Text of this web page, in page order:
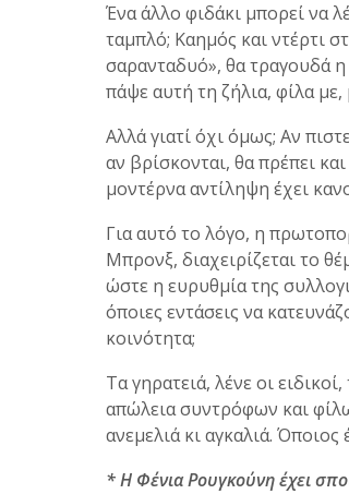
Ένα άλλο φιδάκι μπορεί να
ταμπλό; Καημός και ντέρτι
σαρανταδυό», θα τραγουδά
πάψε αυτή τη ζήλια, φίλα με,
Αλλά γιατί όχι όμως; Αν
αν βρίσκονται, θα πρέπει
μοντέρνα αντίληψη έχει
Για αυτό το λόγο, η
Μπρονξ, διαχειρίζεται το
ώστε η ευρυθμία της
όποιες εντάσεις να
κοινότητα;
Τα γηρατειά, λένε οι
απώλεια συντρόφων και
ανεμελιά κι αγκαλιά.
* Η Φένια Ρουγκούνη έχει